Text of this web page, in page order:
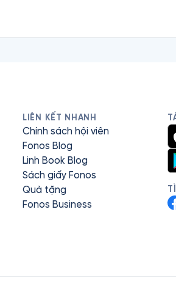
LIÊN KẾT NHANH
Chính sách hội viên
Fonos Blog
Linh Book Blog
Sách giấy Fonos
Quà tặng
Fonos Business